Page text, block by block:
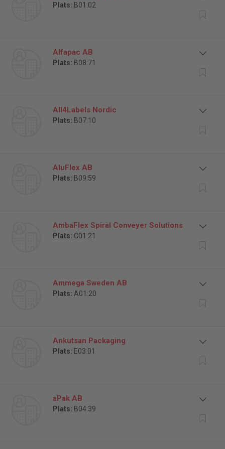
Plats: B01:02
Alfapac AB
Plats: B08:71
All4Labels Nordic
Plats: B07:10
AluFlex AB
Plats: B09:59
AmbaFlex Spiral Conveyer Solutions
Plats: C01:21
Ammega Sweden AB
Plats: A01:20
Ankutsan Packaging
Plats: E03:01
aPak AB
Plats: B04:39